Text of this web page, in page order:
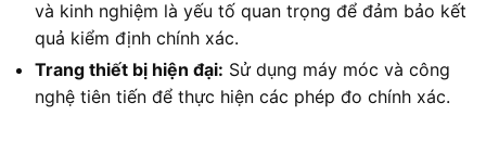
và kinh nghiệm là yếu tố quan trọng để đảm bảo kết
quả kiểm định chính xác.
Trang thiết bị hiện đại: Sử dụng máy móc và công
nghệ tiên tiến để thực hiện các phép đo chính xác.